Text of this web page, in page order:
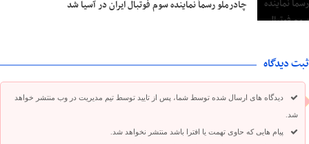
چادرملو رسماً نماینده سوم فوتبال ایران در آسیا شد
ثبت دیدگاه
دیدگاه های ارسال شده توسط شما، پس از تایید توسط تیم مدیریت در وب منتشر خواهد
شد.
پیام هایی که حاوی تهمت یا افترا باشد منتشر نخواهد شد.